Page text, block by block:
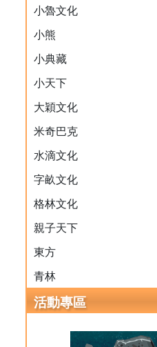
小魯文化
小熊
小典藏
小天下
大穎文化
米奇巴克
水滴文化
字畝文化
格林文化
親子天下
東方
青林
活動專區